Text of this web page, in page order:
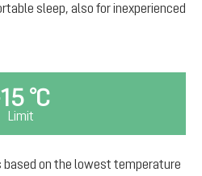
sleep, also for inexperienced
°C
Limit
based on the lowest temperature